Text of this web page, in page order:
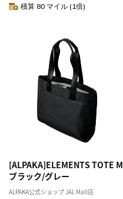
積算 80 マイル (1倍)
[ALPAKA]ELEMENTS TOTE M
ブラック/グレー
ALPAKA公式ショップ JAL Mall店